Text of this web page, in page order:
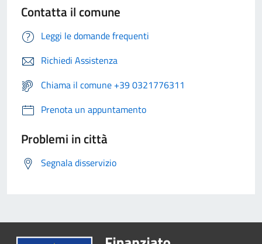
Contatta il comune
Leggi le domande frequenti
Richiedi Assistenza
Chiama il comune +39 0321776311
Prenota un appuntamento
Problemi in città
Segnala disservizio